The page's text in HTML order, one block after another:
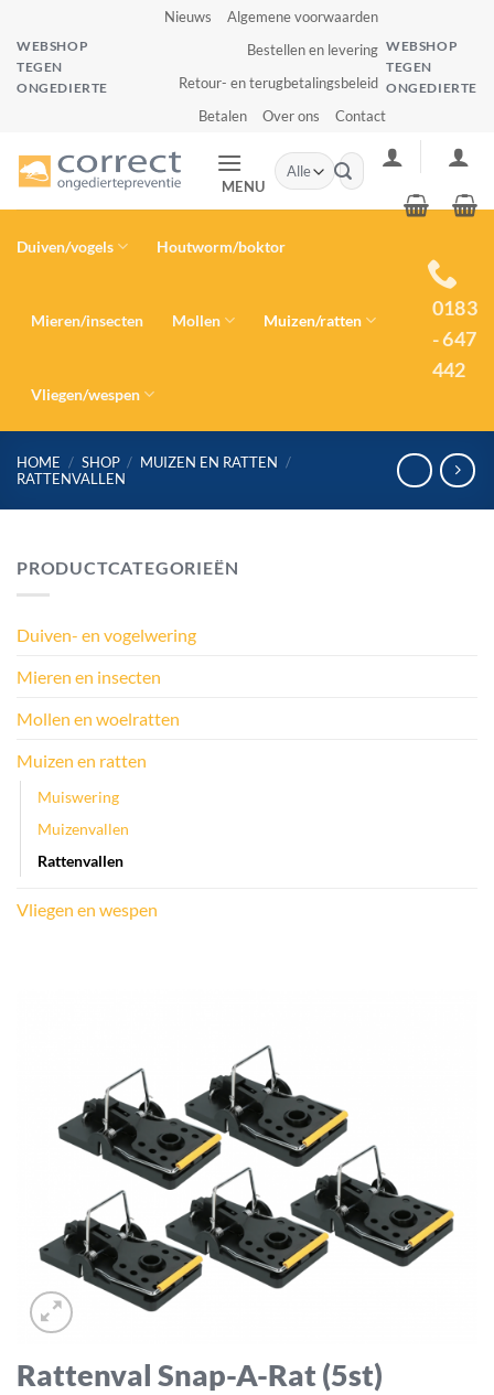
naar
inhoud
WEBSHOP
TEGEN
ONGEDIERTE
Nieuws
Algemene voorwaarden
Bestellen en levering
Retour- en terugbetalingsbeleid
Betalen
Over ons Contact
WEBSHOP
TEGEN
ONGEDIERTE
MENU
Zoeken
naar:
Duiven/vogels Houtworm/boktor
Mieren/insecten Mollen Muizen/ratten
Vliegen/wespen
0183
- 647
442
HOME / SHOP / MUIZEN EN RATTEN /
RATTENVALLEN
PRODUCTCATEGORIEËN
Duiven- en vogelwering
Mieren en insecten
Mollen en woelratten
Muizen en ratten
Muiswering
Muizenvallen
Rattenvallen
Vliegen en wespen
Rattenval Snap-A-Rat (5st)